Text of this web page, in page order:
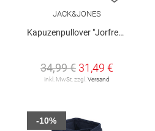
JACK&JONES
Kapuzenpullover "Jorfrederiksberg"
34,99 € 31,49 €
inkl. MwSt. zzgl.Versand
-10%